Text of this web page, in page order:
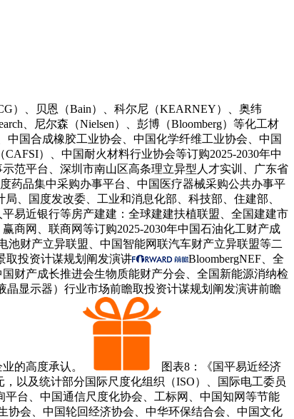
）、贝恩（Bain）、科尔尼（KEARNEY）、奥纬
、尼尔森（Nielsen）、彭博（Bloomberg）等化工材
国合成橡胶工业协会、中国化学纤维工业协会、中国
）、中国耐火材料行业协会等订购2025-2030年中
范平台、深圳市南山区高条理立异型人才实训、广东省
药品集中采购办事平台、中国医疗器械采购公共办事平
、国度发改委、工业和消息化部、科技部、住建部、
易近银行等房产建建：全球建建扶植联盟、全国建建市
商网、联商网等订购2025-2030年中国石油化工财产成
财产立异联盟、中国智能网联汽车财产立异联盟等二
取投资计谋规划阐发演讲
BloombergNEF、全
财产成长推进会生物质能财产分会、全国新能源消纳检
显示器）行业市场前瞻取投资计谋规划阐发演讲前瞻
的高度承认。
图表8：《国平易近经济
以及统计部分国际尺度化组织（ISO）、国际电工委员
台、中国通信尺度化协会、工标网、中国知网等节能
会、中国轮回经济协会、中华环保结合会、中国文化